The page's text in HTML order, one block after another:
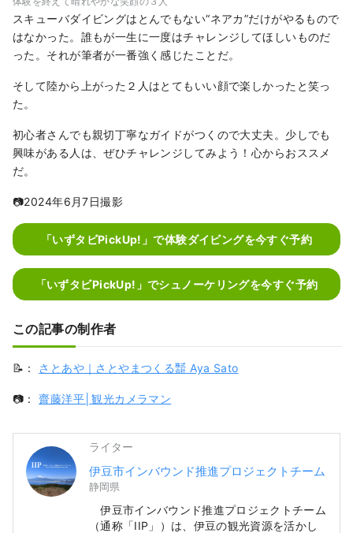
スキューバダイビングはとんでもない“ネアカ”だけがやるもので
はなかった。誰もが一生に一度はチャレンジしてほしいものだ
った。それが筆者が一番強く感じたことだ。
そして陸から上がった２人はとてもいい顔で楽しかったと笑っ
た。
初心者さんでも親切丁寧なガイドがつくので大丈夫。少しでも
興味がある人は、ぜひチャレンジしてみよう！心からおススメ
だ。
📷2024年6月7日撮影
「いずタビPickUp!」で体験ダイビングを今すぐ予約
「いずタビPickUp!」でシュノーケリングを今すぐ予約
この記事の制作者
📝： さとあや｜さとやまつくる㍿ Aya Sato
📷：齋藤洋平│観光カメラマン
ライター
伊豆市インバウンド推進プロジェクトチーム
静岡県
伊豆市インバウンド推進プロジェクトチーム
（通称「IIP」）は、伊豆の観光資源を活かし